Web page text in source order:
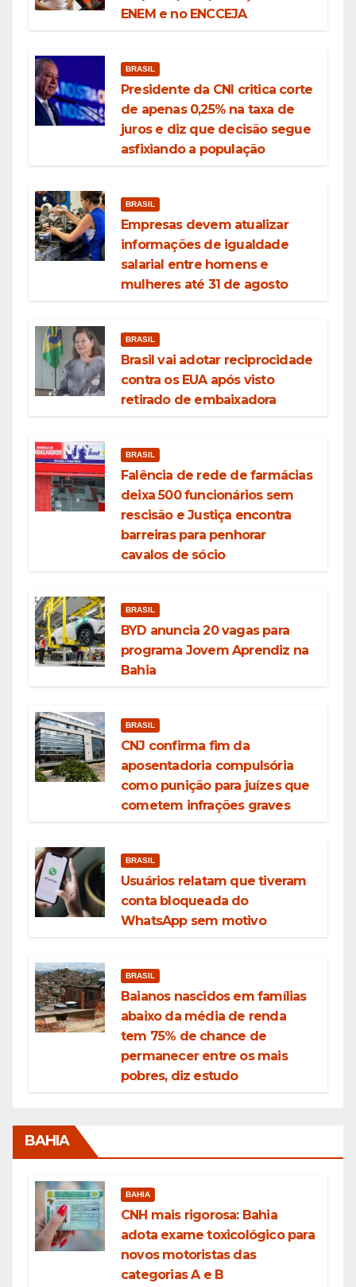
ENEM e no ENCCEJA
BRASIL
Presidente da CNI critica corte
de apenas 0,25% na taxa de
juros e diz que decisão segue
asfixiando a população
BRASIL
Empresas devem atualizar
informações de igualdade
salarial entre homens e
mulheres até 31 de agosto
BRASIL
Brasil vai adotar reciprocidade
contra os EUA após visto
retirado de embaixadora
BRASIL
Falência de rede de farmácias
deixa 500 funcionários sem
rescisão e Justiça encontra
barreiras para penhorar
cavalos de sócio
BRASIL
BYD anuncia 20 vagas para
programa Jovem Aprendiz na
Bahia
BRASIL
CNJ confirma fim da
aposentadoria compulsória
como punição para juízes que
cometem infrações graves
BRASIL
Usuários relatam que tiveram
conta bloqueada do
WhatsApp sem motivo
BRASIL
Baianos nascidos em famílias
abaixo da média de renda
tem 75% de chance de
permanecer entre os mais
pobres, diz estudo
BAHIA
BAHIA
CNH mais rigorosa: Bahia
adota exame toxicológico para
novos motoristas das
categorias A e B